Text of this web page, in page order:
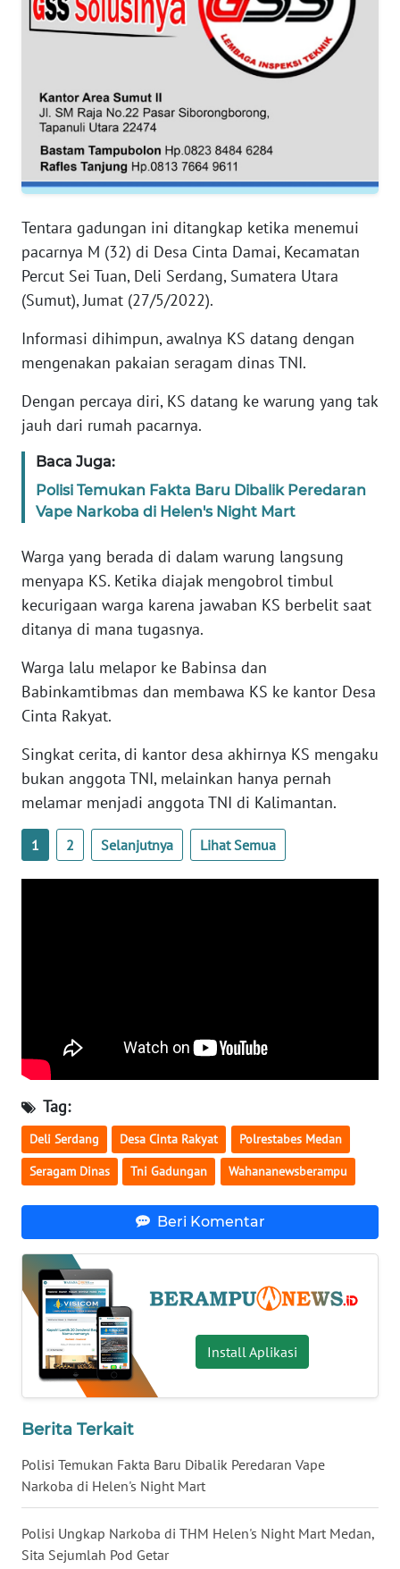
Tentara gadungan ini ditangkap ketika menemui
pacarnya M (32) di Desa Cinta Damai, Kecamatan
Percut Sei Tuan, Deli Serdang, Sumatera Utara
(Sumut), Jumat (27/5/2022).
Informasi dihimpun, awalnya KS datang dengan
mengenakan pakaian seragam dinas TNI.
Dengan percaya diri, KS datang ke warung yang tak
jauh dari rumah pacarnya.
Baca Juga:
Polisi Temukan Fakta Baru Dibalik Peredaran
Vape Narkoba di Helen's Night Mart
Warga yang berada di dalam warung langsung
menyapa KS. Ketika diajak mengobrol timbul
kecurigaan warga karena jawaban KS berbelit saat
ditanya di mana tugasnya.
Warga lalu melapor ke Babinsa dan
Babinkamtibmas dan membawa KS ke kantor Desa
Cinta Rakyat.
Singkat cerita, di kantor desa akhirnya KS mengaku
bukan anggota TNI, melainkan hanya pernah
melamar menjadi anggota TNI di Kalimantan.
1 2 Selanjutnya Lihat Semua
Tag:
Deli Serdang Desa Cinta Rakyat Polrestabes Medan
Seragam Dinas Tni Gadungan Wahananewsberampu
Beri Komentar
Install Aplikasi
Berita Terkait
Polisi Temukan Fakta Baru Dibalik Peredaran Vape
Narkoba di Helen's Night Mart
Polisi Ungkap Narkoba di THM Helen's Night Mart Medan,
Sita Sejumlah Pod Getar
WN
BANTEN
NTT
WN
KEPRI
PAPUA
WN
PAPUA
WN
WN
WN
JAMBI
WN
SULTRA
WN
WN
SULTENG
WN
SULBAR
WN
BABEL
BENGKULU
LAMPUNG
WN
JATENG
NUSANTARA
WN
JOGJA
WN
JATIM
WN
WN
KALBAR
WN